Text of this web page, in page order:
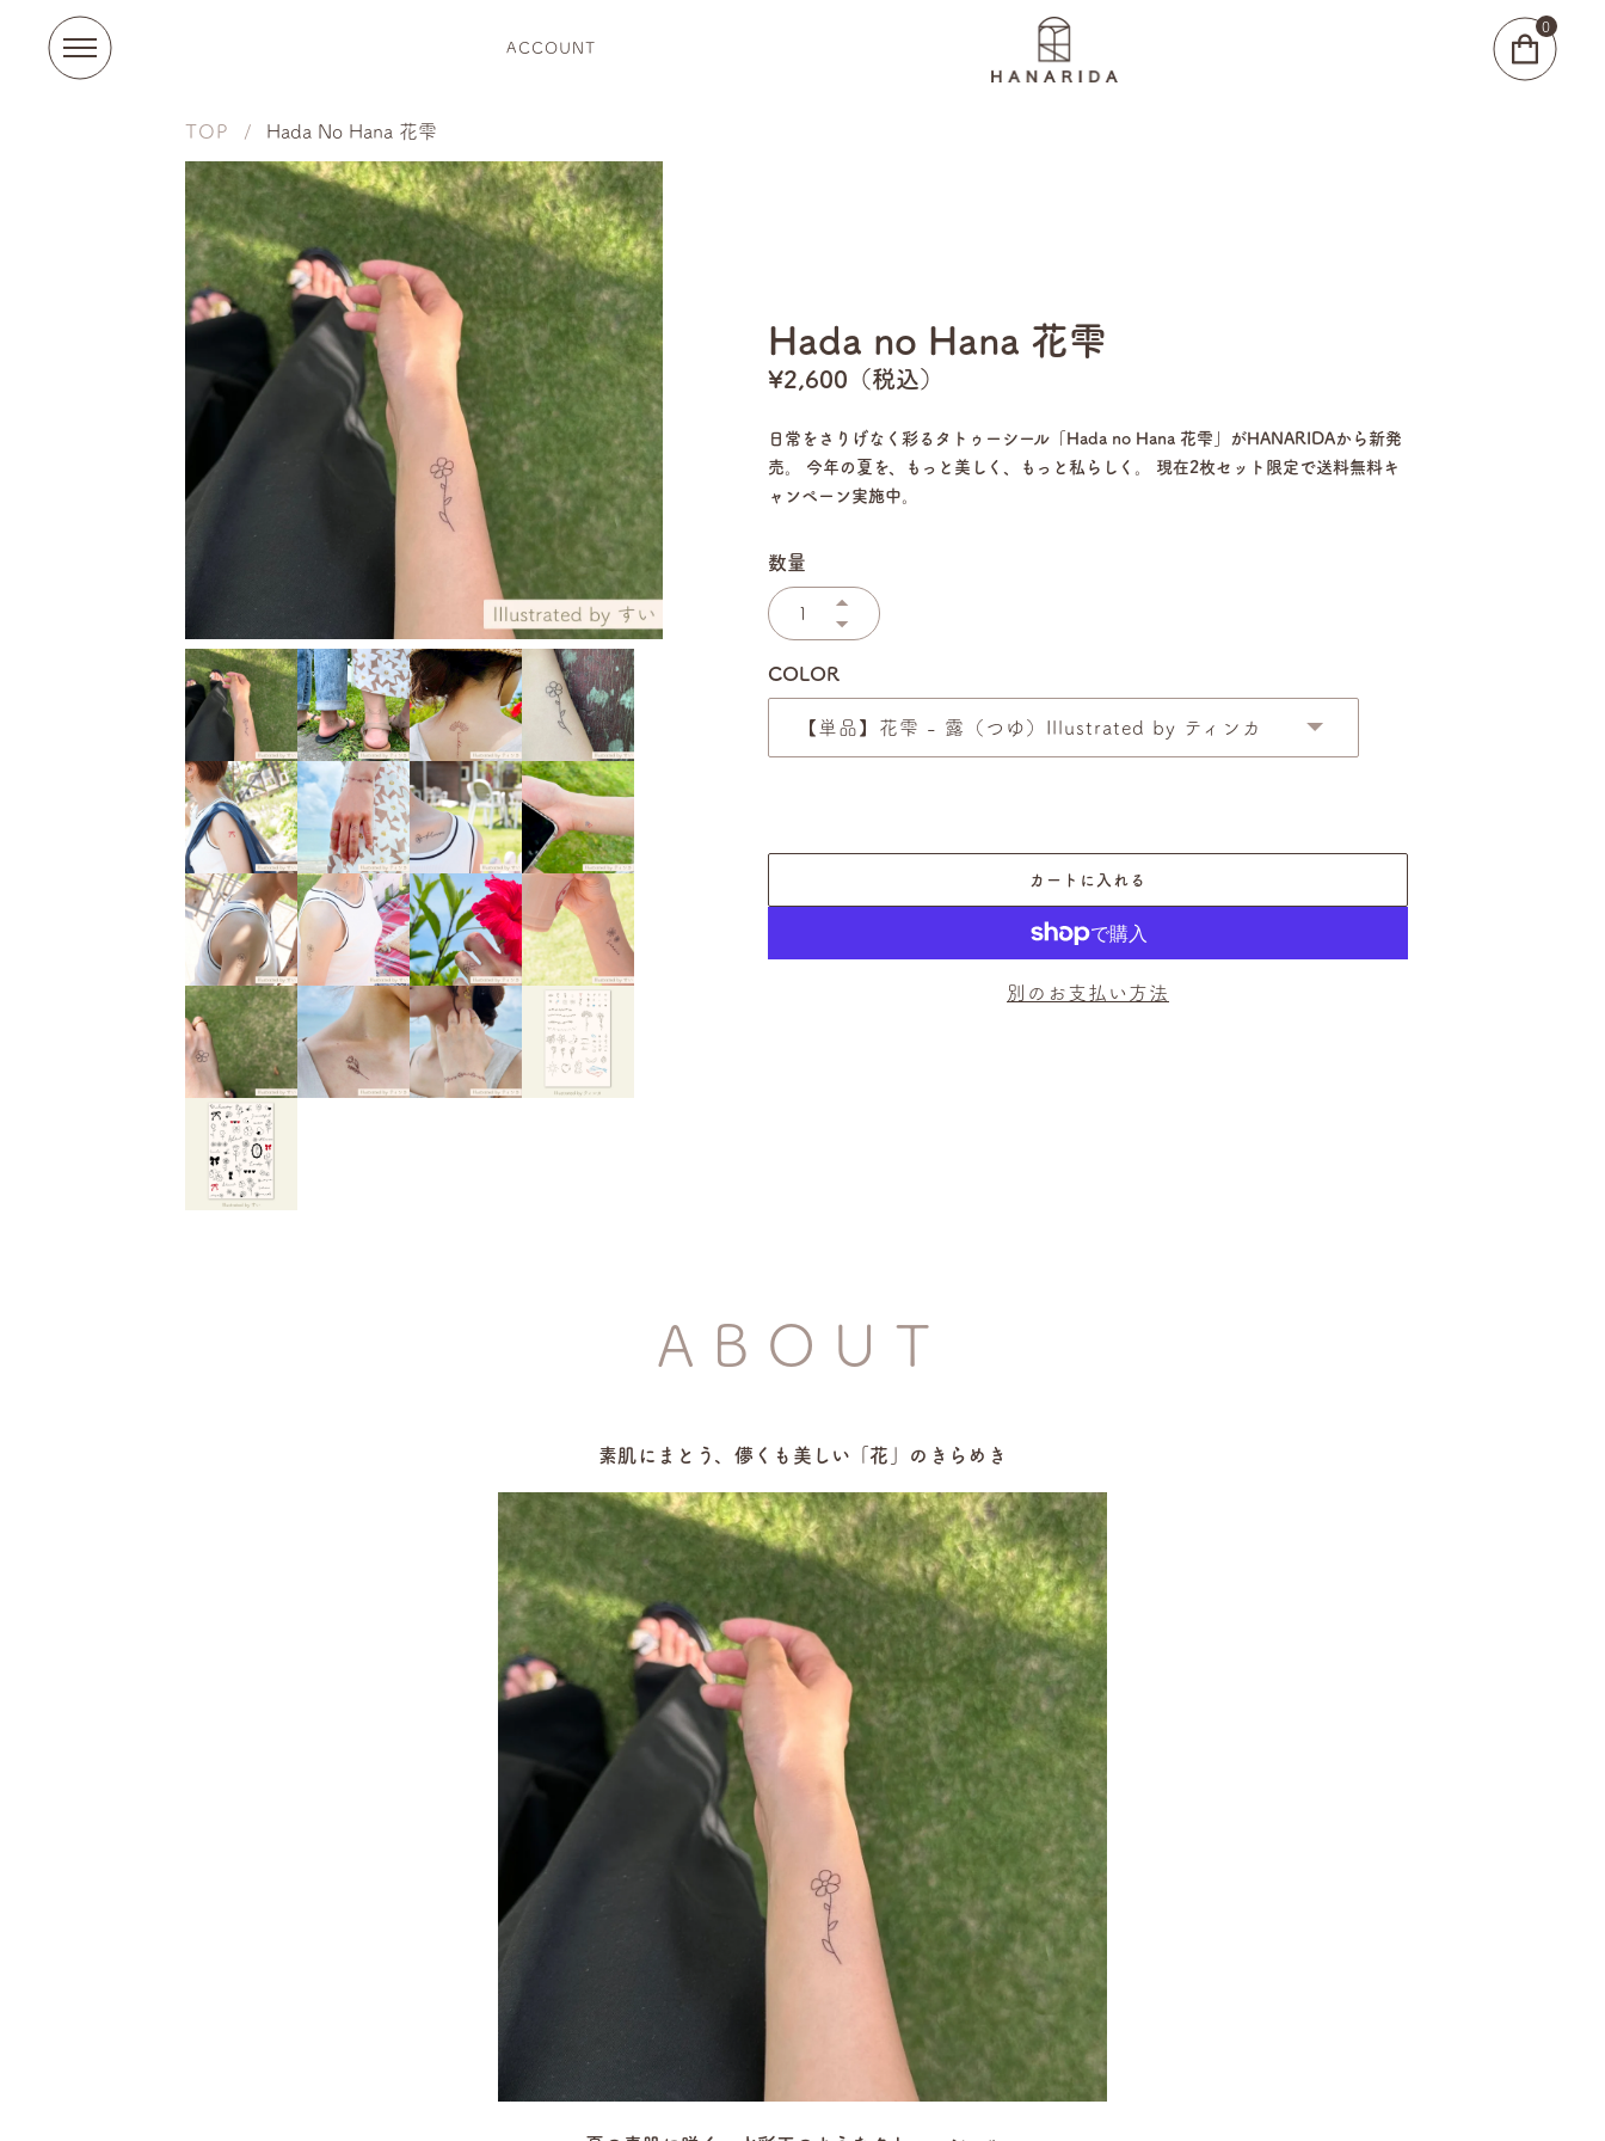
ACCOUNT
0
TOP Hada No Hana 花雫
Hada no Hana 花雫
¥2,600（税込）
日常をさりげなく彩るタトゥーシール「Hada no Hana 花雫」がHANARIDAから新発
売。 今年の夏を、もっと美しく、もっと私らしく。 現在2枚セット限定で送料無料キ
ャンペーン実施中。
数量
COLOR
【単品】花雫 - 露（つゆ）Illustrated by ティンカ
カートに入れる
別のお支払い方法
ABOUT
素肌にまとう、儚くも美しい「花」のきらめき